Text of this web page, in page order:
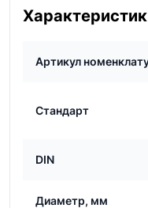
Артикул
Стандарт
DIN
Диаметр, мм